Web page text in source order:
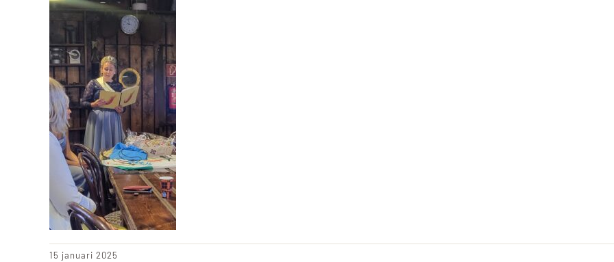
15 januari 2025